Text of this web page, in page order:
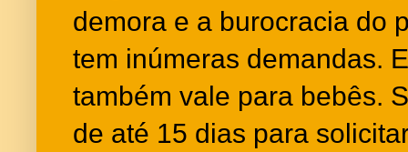
demora e a burocracia do
tem inúmeras demandas.
também vale para bebês.
de até 15 dias para